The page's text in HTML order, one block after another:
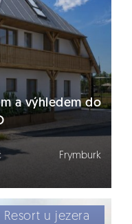
a výhledem do
Frymburk
Resort u jezera